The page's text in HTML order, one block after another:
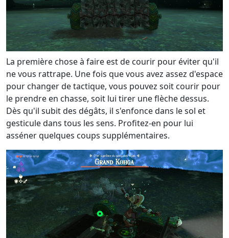
La première chose à faire est de courir pour éviter qu'il
ne vous rattrape. Une fois que vous avez assez d'espace
pour changer de tactique, vous pouvez soit courir pour
le prendre en chasse, soit lui tirer une flèche dessus.
Dès qu'il subit des dégâts, il s'enfonce dans le sol et
gesticule dans tous les sens. Profitez-en pour lui
asséner quelques coups supplémentaires.